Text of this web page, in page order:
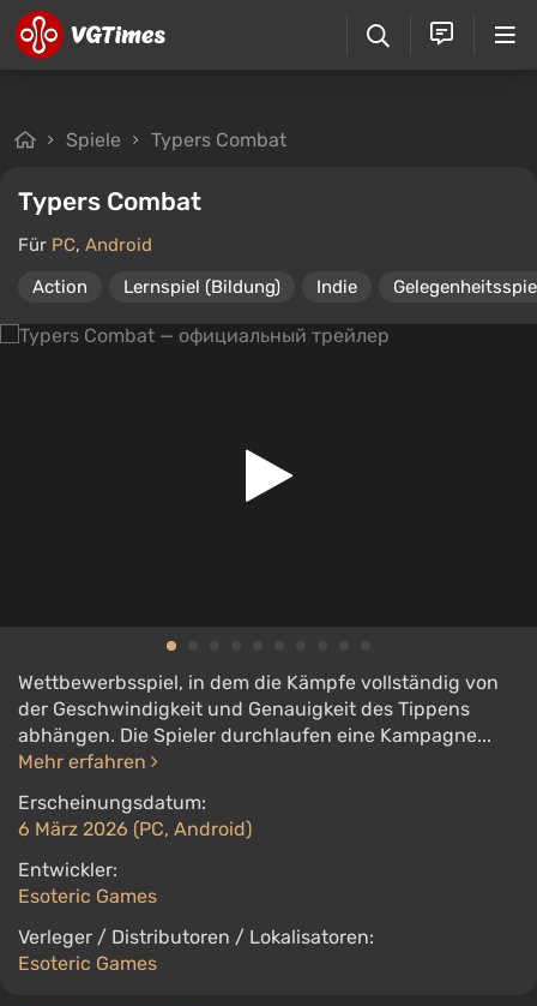
Spiele Typers Combat
Typers Combat
Für PC, Android
Action
Lernspiel (Bildung) Indie
Wettbewerbsspiel, in dem die Kämpfe vollständig von
der Geschwindigkeit und Genauigkeit des Tippens
abhängen. Die Spieler durchlaufen eine Kampagne...
Mehr erfahren
Erscheinungsdatum:
6 März 2026 (PC, Android)
Entwickler:
Esoteric Games
Verleger / Distributoren / Lokalisatoren:
Esoteric Games